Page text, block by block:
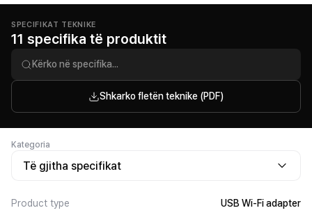
SPECIFIKAT TEKNIKE
11 specifika të produktit
Shkarko fletën teknike (PDF)
Kategoria
Të gjitha specifikat
Product type USB Wi-Fi adapter